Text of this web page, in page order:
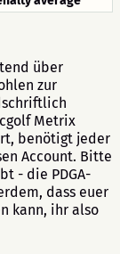
über
zur
Metrix
benötigt jeder
Account. Bitte
- die PDGA-
dass euer
kann, ihr also